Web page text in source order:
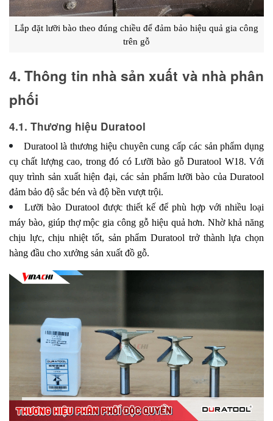
Lắp đặt lưỡi bào theo đúng chiều để đảm bảo hiệu quả gia công
trên gỗ
4. Thông tin nhà sản xuất và nhà phân
phối
4.1. Thương hiệu Duratool
Duratool là thương hiệu chuyên cung cấp các sản phẩm dụng
cụ chất lượng cao, trong đó có Lưỡi bào gỗ Duratool W18. Với
quy trình sản xuất hiện đại, các sản phẩm lưỡi bào của Duratool
đảm bảo độ sắc bén và độ bền vượt trội.
Lưỡi bào Duratool được thiết kế để phù hợp với nhiều loại
máy bào, giúp thợ mộc gia công gỗ hiệu quả hơn. Nhờ khả năng
chịu lực, chịu nhiệt tốt, sản phẩm Duratool trở thành lựa chọn
hàng đầu cho xưởng sản xuất đồ gỗ.